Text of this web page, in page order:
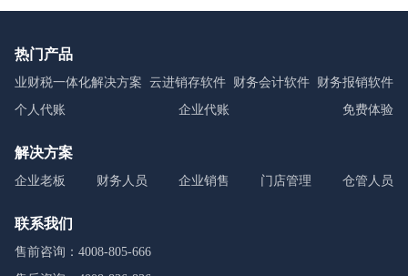
热门产品
业财税一体化解决方案 云进销存软件 财务会计软件 财务报销软件
个人代账
企业代账 免费体验
解决方案
企业老板 财务人员 企业销售 门店管理 仓管人员
联系我们
售前咨询：4008-805-666